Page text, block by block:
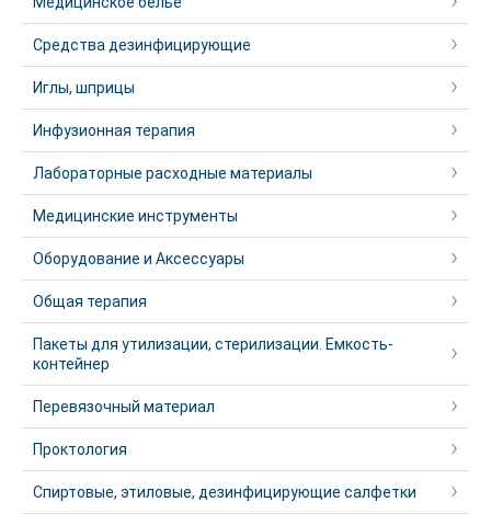
Средства дезинфицирующие
Иглы, шприцы
Инфузионная терапия
Лабораторные расходные материалы
Медицинские инструменты
Оборудование и Аксессуары
Общая терапия
Пакеты для утилизации, стерилизации. Емкость-
контейнер
Перевязочный материал
Проктология
Спиртовые, этиловые, дезинфицирующие салфетки